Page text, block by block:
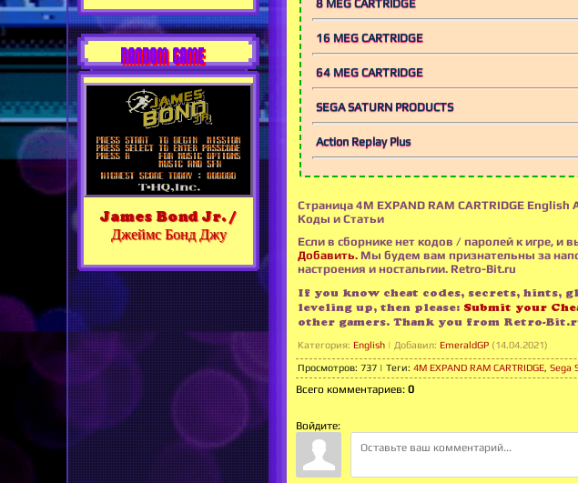
RANDOM GAME
James Bond Jr. /
Джеймс Бонд Джу
8 MEG CARTRIDGE
16 MEG CARTRIDGE
64 MEG CARTRIDGE
SEGA SATURN PRODUCTS
Action Replay Plus
Страница 4M EXPAND RAM CARTRIDGE
Коды и Статьи
Если в сборнике нет кодов / паролей к игре, и
Добавить. Мы будем вам признательны за
настроения и ностальгии. Retro-Bit.ru
If you know cheat codes, secrets, hints,
leveling up, then please: Submit your
other gamers. Thank you from Retro-
Категория: English | Добавил: EmeraldGP (14.04.2021)
Просмотров: 737 | Теги: 4M EXPAND RAM CARTRIDGE, Sega
Всего комментариев: 0
Войдите: